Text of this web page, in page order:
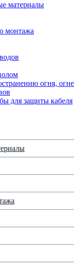
материалы
монтажа
огня,
для защиты кабеля